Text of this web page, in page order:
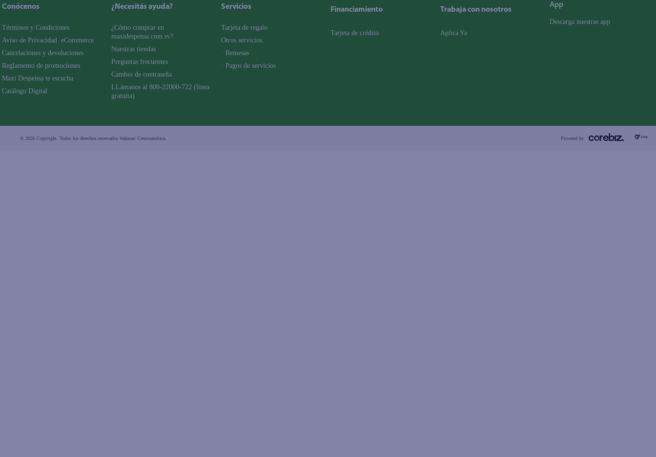
Conócenos
Términos y Condiciones
Aviso de Privacidad  eCommerce
Cancelaciones y devoluciones
Reglamento de promociones
Maxi Despensa te escucha
Catálogo Digital
¿Necesitás ayuda?
¿Cómo comprar en
maxidespensa.com.sv?
Nuestras tiendas
Preguntas frecuentes
Cambio de contraseña
LLámanos al 800-22000-722 (línea
gratuita)
Servicios
Tarjeta de regalo
Otros servicios:
· Remesas
· Pagos de servicios
Financiamiento
Tarjeta de crédito
Trabaja con nosotros
Aplica Ya
App
Descarga nuestras app
© 2026 Copyright. Todos los derechos reservados Walmart Centroamérica. Powered by